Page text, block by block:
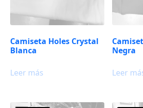
Camiseta Holes Crystal
Blanca
Leer más
Negra
Leer